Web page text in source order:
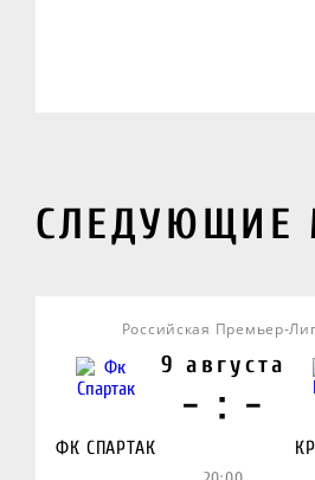
СЛЕДУЮЩИЕ
Российская Премьер-
ФК СПАРТАК
- : -
9 августа